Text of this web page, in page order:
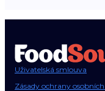
Uživatelská smlouva
Zásady ochrany